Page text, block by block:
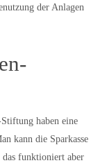
der Anlagen
haben eine
kann die Sparkasse
das funktioniert aber